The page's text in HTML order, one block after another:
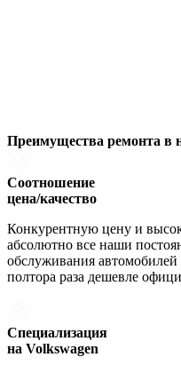
Преимущества ремонта в
Соотношение
цена/качество
Конкурентную цену и
абсолютно все наши
обслуживания
полтора раза дешевле
Специализация
на Volkswagen